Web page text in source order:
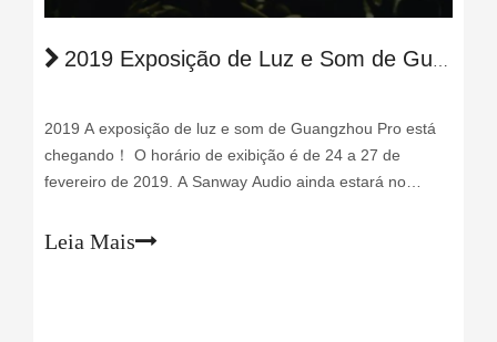
2019 Exposição de Luz e Som de Guangzhou Pro
2019 A exposição de luz e som de Guangzhou Pro está
chegando！ O horário de exibição é de 24 a 27 de
fevereiro de 2019. A Sanway Audio ainda estará no
regulares ou novos. Nosso estande No. é 1.1 G12, área
Leia Mais